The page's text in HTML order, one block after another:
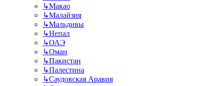
↳Макао
↳Малайзия
↳Мальдивы
↳Непал
↳ОАЭ
↳Оман
↳Пакистан
↳Палестина
↳Саудовская Аравия